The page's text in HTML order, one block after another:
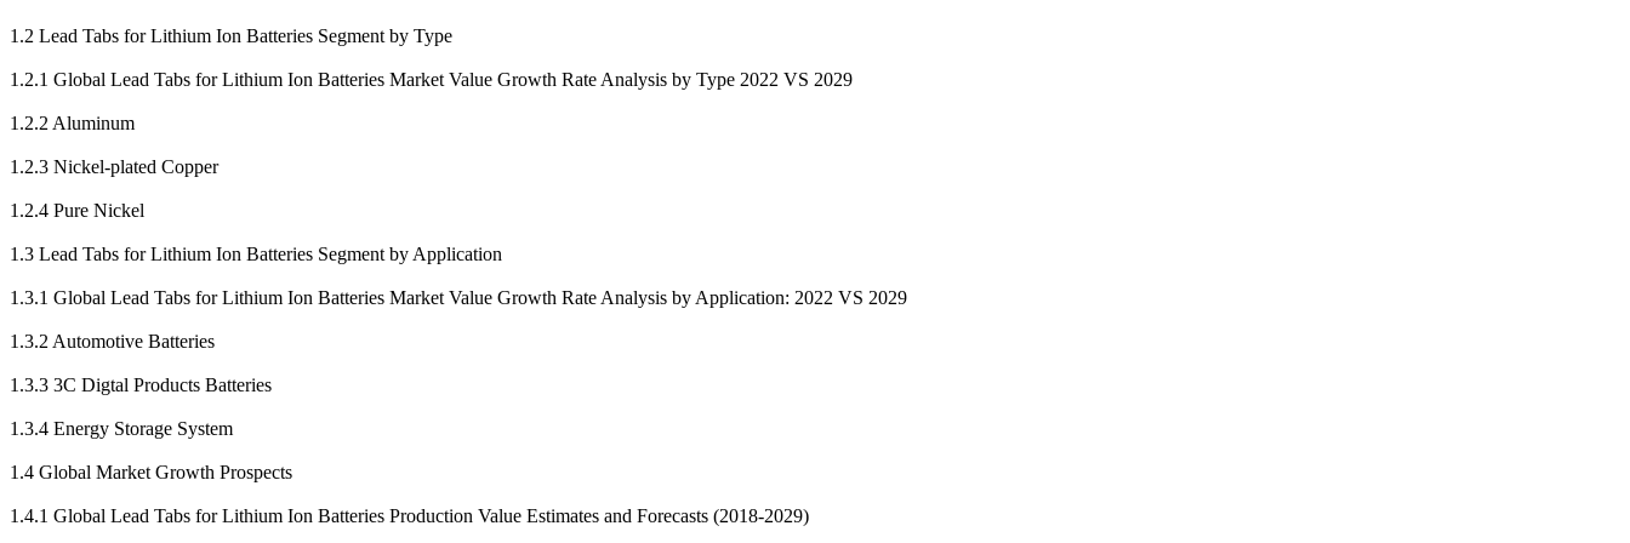
1.2 Lead Tabs for Lithium Ion Batteries Segment by Type
1.2.1 Global Lead Tabs for Lithium Ion Batteries Market Value Growth Rate Analysis by Type 2022 VS 2029
1.2.2 Aluminum
1.2.3 Nickel-plated Copper
1.2.4 Pure Nickel
1.3 Lead Tabs for Lithium Ion Batteries Segment by Application
1.3.1 Global Lead Tabs for Lithium Ion Batteries Market Value Growth Rate Analysis by Application: 2022 VS 2029
1.3.2 Automotive Batteries
1.3.3 3C Digtal Products Batteries
1.3.4 Energy Storage System
1.4 Global Market Growth Prospects
1.4.1 Global Lead Tabs for Lithium Ion Batteries Production Value Estimates and Forecasts (2018-2029)